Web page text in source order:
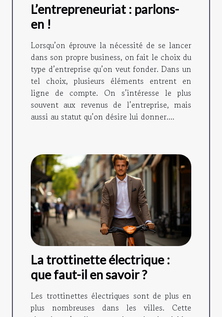
L’entrepreneuriat : parlons-
en !
Lorsqu’on éprouve la nécessité de se lancer
dans son propre business, on fait le choix du
type d’entreprise qu’on veut fonder. Dans un
tel choix, plusieurs éléments entrent en
ligne de compte. On s’intéresse le plus
souvent aux revenus de l’entreprise, mais
aussi au statut qu’on désire lui donner....
La trottinette électrique :
que faut-il en savoir ?
Les trottinettes électriques sont de plus en
plus nombreuses dans les villes. Cette